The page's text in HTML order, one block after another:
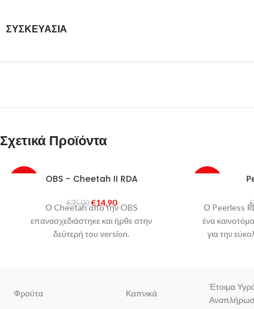
ΣΥΣΚΕΥΑΣΊΑ
Σχετικά Προϊόντα
OBS – Cheetah II RDA
€35,00 €14,90
Ο Cheetah από την OBS
επανασχεδιάστηκε και ήρθε στην
δεύτερή του version.
€
Ο Peerless
ένα
για την
Φρούτα Καπνικά
Έτοιμα